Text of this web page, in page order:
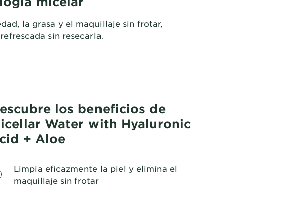
la grasa y el maquillaje sin frotar,
sin resecarla.
los beneficios de
Water with Hyaluronic
+ Aloe
Limpia eficazmente la piel y elimina el
maquillaje sin frotar